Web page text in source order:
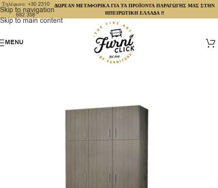
Skip to navigation
Skip to main content
Τηλέφωνο: +30 2310
682 358
ΔΩΡΕΑΝ ΜΕΤΑΦΟΡΙΚΑ ΓΙΑ ΤΑ ΠΡΟΪΟΝΤΑ ΠΑΡΑΓΩΓΗΣ ΜΑΣ ΣΤΗΝ
ΗΠΕΙΡΩΤΙΚΗ ΕΛΛΑΔΑ !!
MENU